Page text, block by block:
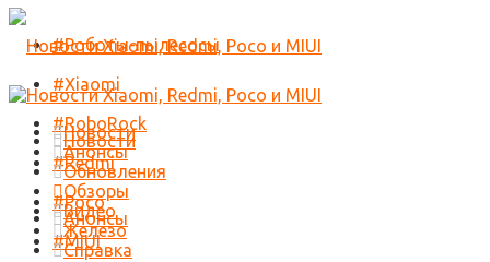
#Роботы-пылесосы
#Xiaomi
#RoboRock
#Redmi
#Poco
#MIUI
Новости
Анонсы
Новости
Анонсы
Обновления
Обзоры
Видео
Железо
Справка